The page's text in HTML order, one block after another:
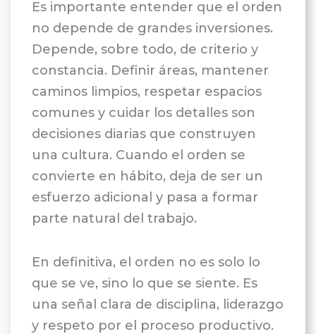
Es importante entender que el orden
no depende de grandes inversiones.
Depende, sobre todo, de criterio y
constancia. Definir áreas, mantener
caminos limpios, respetar espacios
comunes y cuidar los detalles son
decisiones diarias que construyen
una cultura. Cuando el orden se
convierte en hábito, deja de ser un
esfuerzo adicional y pasa a formar
parte natural del trabajo.
En definitiva, el orden no es solo lo
que se ve, sino lo que se siente. Es
una señal clara de disciplina, liderazgo
y respeto por el proceso productivo.